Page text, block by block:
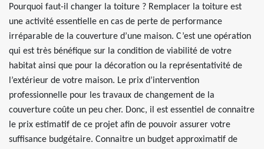
Pourquoi faut-il changer la toiture ? Remplacer la toiture est
une activité essentielle en cas de perte de performance
irréparable de la couverture d’une maison. C’est une opération
qui est très bénéfique sur la condition de viabilité de votre
habitat ainsi que pour la décoration ou la représentativité de
l’extérieur de votre maison. Le prix d’intervention
professionnelle pour les travaux de changement de la
couverture coûte un peu cher. Donc, il est essentiel de connaitre
le prix estimatif de ce projet afin de pouvoir assurer votre
suffisance budgétaire. Connaitre un budget approximatif de